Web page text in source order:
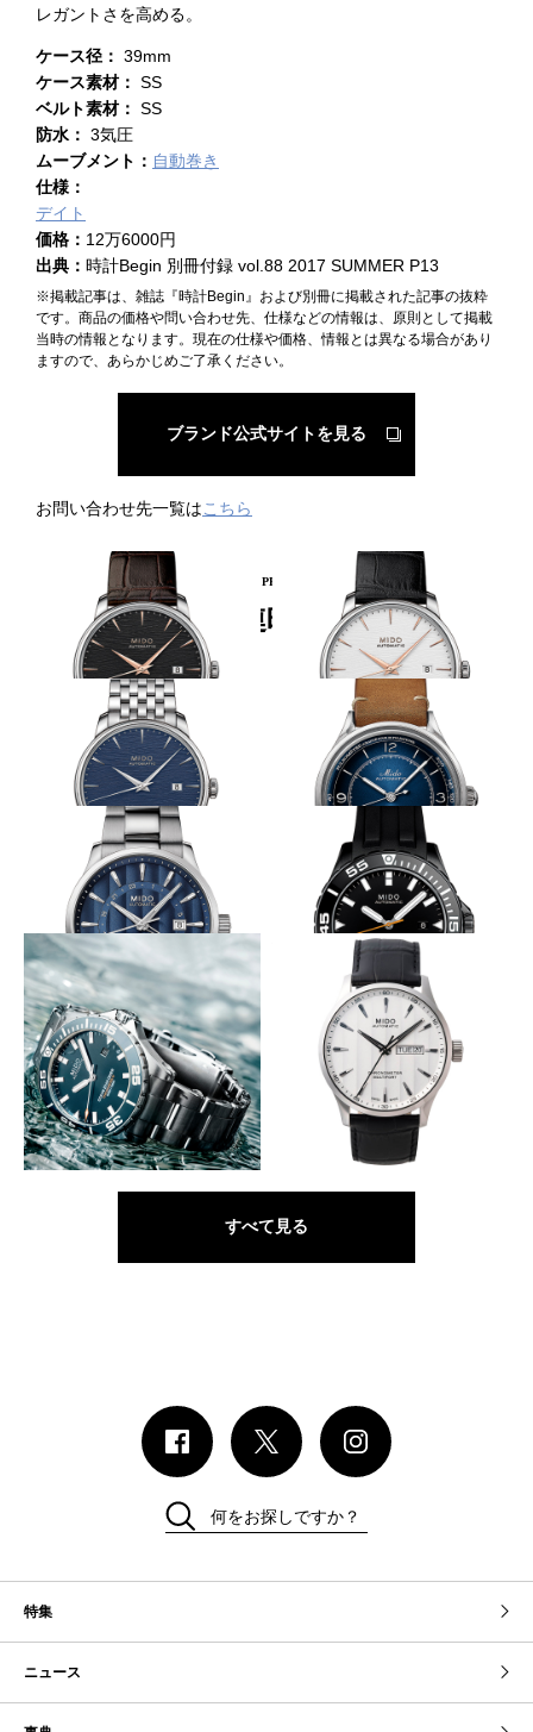
レガントさを高める。
ケース径： 39mm
ケース素材： SS
ベルト素材： SS
防水： 3気圧
ムーブメント： 自動巻き
仕様：
デイト
価格： 12万6000円
出典： 時計Begin 別冊付録 vol.88 2017 SUMMER P13
※掲載記事は、雑誌『時計Begin』および別冊に掲載された記事の抜粋
です。商品の価格や問い合わせ先、仕様などの情報は、原則として掲載
当時の情報となります。現在の仕様や価格、情報とは異なる場合があり
ますので、あらかじめご了承ください。
ブランド公式サイトを見る
お問い合わせ先一覧はこちら
PICKUP PRODUCT
関連時計
高精度をエレガントなクラシックに
バロンチェッリ キャリバー80
クロノメーター シリコン
高精度をエレガントなクラシックに
バロンチェッリ キャリバー80
クロノメーター シリコン
高精度をエレガントなクラシックに
バロンチェッリ キャリバー80
クロノメーター シリコン
ドクターウォッチを再現
マルチフォート パトリモニー
長時間駆動の旅時計
MIDO
マルチフォート デュアルタイ
ム
飽和潜水対応のプロ用ダイバーズ
オーシャンスター ダイバー600
飽和潜水対応のプロ用ダイバーズ
MIDO
オーシャンスター ダイバー600
シリコンひげでCOSCを取得
マルチフォート クロノメータ
すべて見る
特集
ニュース
何をお探しですか？